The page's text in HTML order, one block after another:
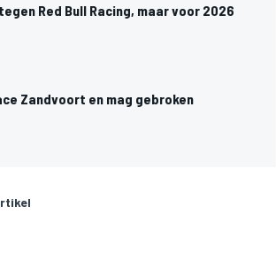
Red Bull Racing, maar voor 2026
Zandvoort en mag gebroken